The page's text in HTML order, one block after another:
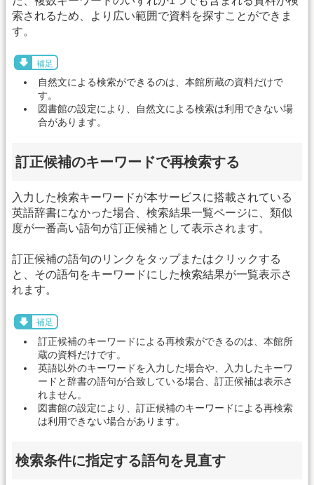
索されるため、より広い範囲で資料を探すことができま
す。
補足
自然文による検索ができるのは、本館所蔵の資料だけで
す。
図書館の設定により、自然文による検索は利用できない場
合があります。
訂正候補のキーワードで再検索する
入力した検索キーワードが本サービスに搭載されている
英語辞書になかった場合、検索結果一覧ページに、類似
度が一番高い語句が訂正候補として表示されます。
訂正候補の語句のリンクをタップまたはクリックする
と、その語句をキーワードにした検索結果が一覧表示さ
れます。
補足
訂正候補のキーワードによる再検索ができるのは、本館所
蔵の資料だけです。
英語以外のキーワードを入力した場合や、入力したキーワ
ードと辞書の語句が合致している場合、訂正候補は表示さ
れません。
図書館の設定により、訂正候補のキーワードによる再検索
は利用できない場合があります。
検索条件に指定する語句を見直す